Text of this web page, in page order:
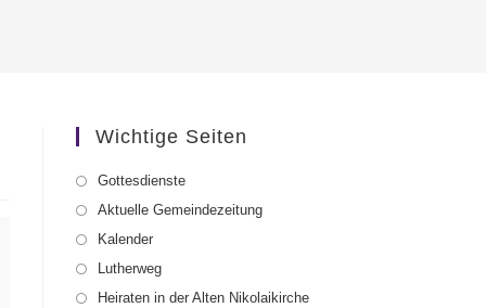
Wichtige Seiten
Gottesdienste
Aktuelle Gemeindezeitung
Kalender
Lutherweg
Heiraten in der Alten Nikolaikirche